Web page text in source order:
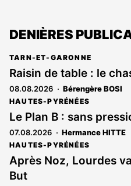
DENIÈRES
TARN-ET-GARONNE
Raisin de table : le
08.08.2026 Bérengère BOSI
HAUTES-PYRÉNÉES
Le Plan B : sans
07.08.2026 Hermance HITTE
HAUTES-PYRÉNÉES
Après Noz, Lourdes
But